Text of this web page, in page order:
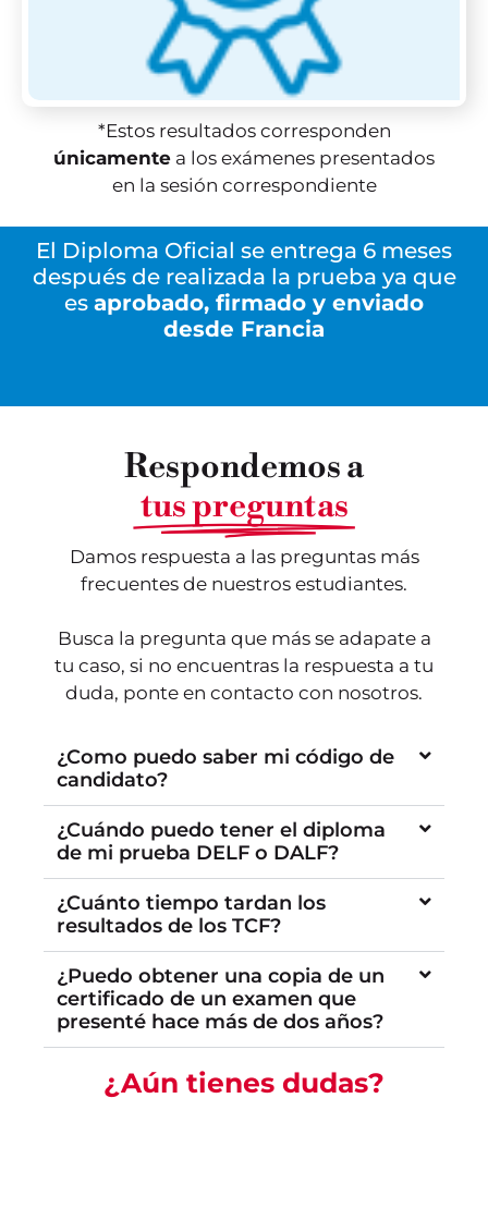
*Estos resultados corresponden
únicamente a los exámenes presentados
en la sesión correspondiente
El Diploma Oficial se entrega 6 meses
después de realizada la prueba ya que
es aprobado, firmado y enviado
desde Francia
Respondemos a
tus preguntas
Damos respuesta a las preguntas más
frecuentes de nuestros estudiantes.
Busca la pregunta que más se adapate a
tu caso, si no encuentras la respuesta a tu
duda, ponte en contacto con nosotros.
¿Como puedo saber mi código de
candidato?
¿Cuándo puedo tener el diploma
de mi prueba DELF o DALF?
¿Cuánto tiempo tardan los
resultados de los TCF?
¿Puedo obtener una copia de un
certificado de un examen que
presenté hace más de dos años?
¿Aún tienes dudas?